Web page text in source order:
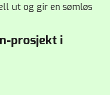
ut og gir en sømløs
prosjekt i